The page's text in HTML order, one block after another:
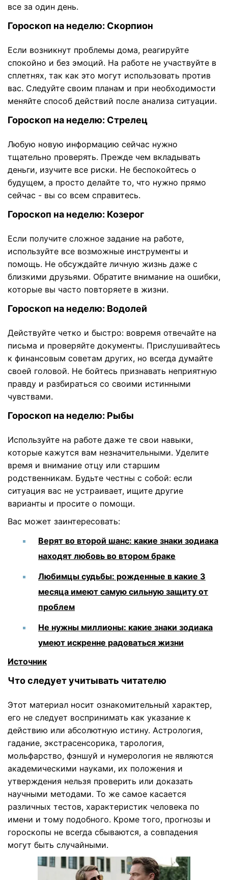
все за один день.
Гороскоп на неделю: Скорпион
Если возникнут проблемы дома, реагируйте
спокойно и без эмоций. На работе не участвуйте в
сплетнях, так как это могут использовать против
вас. Следуйте своим планам и при необходимости
меняйте способ действий после анализа ситуации.
Гороскоп на неделю: Стрелец
Любую новую информацию сейчас нужно
тщательно проверять. Прежде чем вкладывать
деньги, изучите все риски. Не беспокойтесь о
будущем, а просто делайте то, что нужно прямо
сейчас - вы со всем справитесь.
Гороскоп на неделю: Козерог
Если получите сложное задание на работе,
используйте все возможные инструменты и
помощь. Не обсуждайте личную жизнь даже с
близкими друзьями. Обратите внимание на ошибки,
которые вы часто повторяете в жизни.
Гороскоп на неделю: Водолей
Действуйте четко и быстро: вовремя отвечайте на
письма и проверяйте документы. Прислушивайтесь
к финансовым советам других, но всегда думайте
своей головой. Не бойтесь признавать неприятную
правду и разбираться со своими истинными
чувствами.
Гороскоп на неделю: Рыбы
Используйте на работе даже те свои навыки,
которые кажутся вам незначительными. Уделите
время и внимание отцу или старшим
родственникам. Будьте честны с собой: если
ситуация вас не устраивает, ищите другие
варианты и просите о помощи.
Вас может заинтересовать:
Верят во второй шанс: какие знаки зодиака
находят любовь во втором браке
Любимцы судьбы: рожденные в какие 3
месяца имеют самую сильную защиту от
проблем
Не нужны миллионы: какие знаки зодиака
умеют искренне радоваться жизни
Источник
Что следует учитывать читателю
Этот материал носит ознакомительный характер,
его не следует воспринимать как указание к
действию или абсолютную истину. Астрология,
гадание, экстрасенсорика, тарология,
мольфарство, фэншуй и нумерология не являются
академическими науками, их положения и
утверждения нельзя проверить или доказать
научными методами. То же самое касается
различных тестов, характеристик человека по
имени и тому подобного. Кроме того, прогнозы и
гороскопы не всегда сбываются, а совпадения
могут быть случайными.